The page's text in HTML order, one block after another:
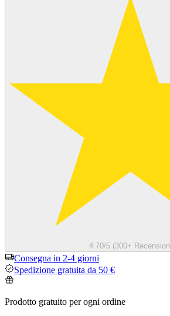
4.70/5 (300+
Consegna in 2-4 giorni
Spedizione gratuita da 50 €
Prodotto gratuito per ogni ordine